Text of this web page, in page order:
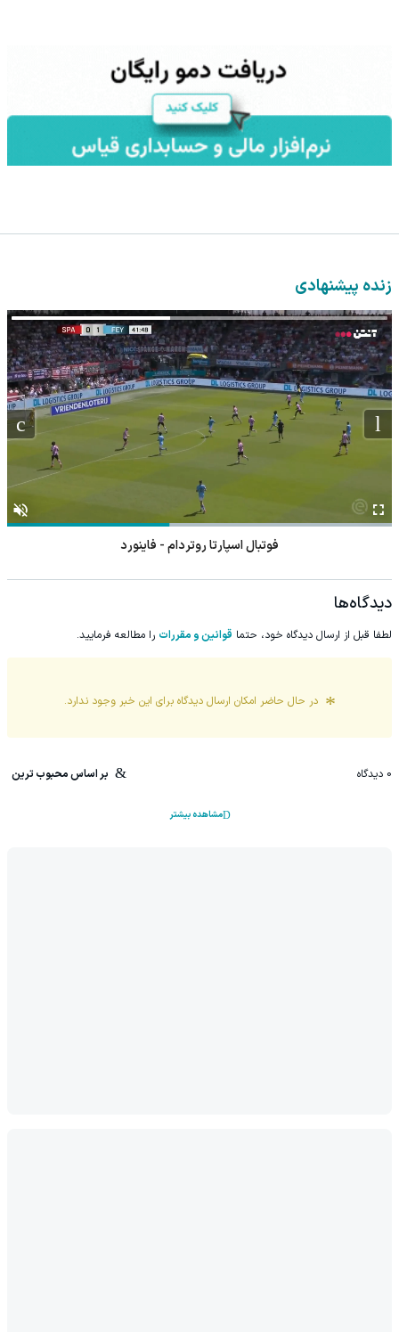
زنده پیشنهادی
فوتبال اسپارتا روتردام - فاینورد
دیدگاه‌ها
لطفا قبل از ارسال دیدگاه خود، حتما قوانین و مقررات را مطالعه فرمایید.
در حال حاضر امکان ارسال دیدگاه برای این خبر وجود ندارد.
0 دیدگاه بر اساس محبوب ترین
مشاهده بیشتر